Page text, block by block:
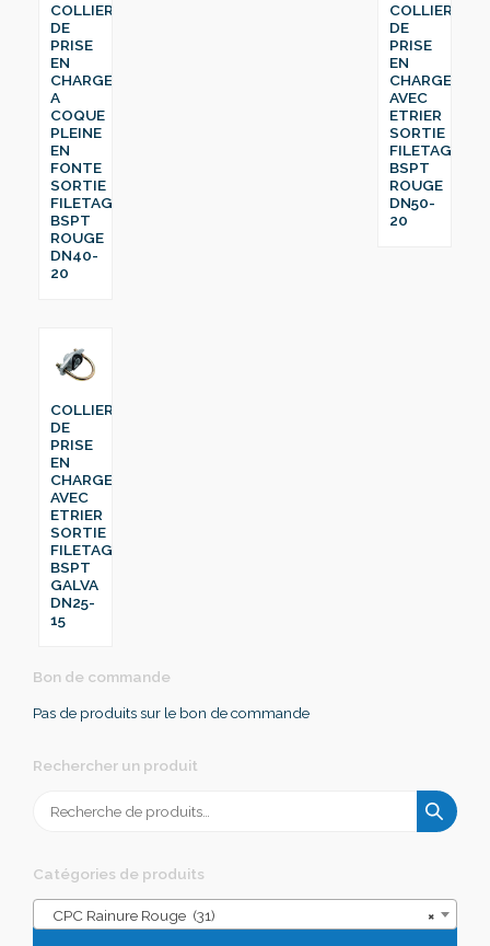
COLLIER
DE
PRISE
EN
CHARGE
A
COQUE
PLEINE
EN
FONTE
SORTIE
FILETAGE
BSPT
ROUGE
DN40-
20
COLLIER
DE
PRISE
EN
CHARGE
AVEC
ETRIER
SORTIE
FILETAGE
BSPT
ROUGE
DN50-
20
COLLIER
DE
PRISE
EN
CHARGE
AVEC
ETRIER
SORTIE
FILETAGE
BSPT
GALVA
DN25-
15
Bon de commande
Pas de produits sur le bon de commande
Rechercher un produit
pour :
Catégories de produits
×
CPC Rainure Rouge (31)